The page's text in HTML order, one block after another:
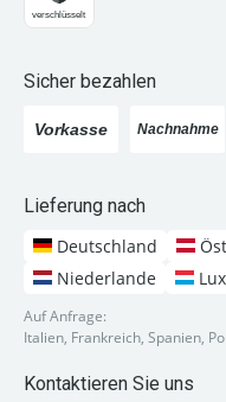
Sicher bezahlen
Lieferung nach
Deutschland
Niederlande
Auf Anfrage:
Italien, Frankreich, Spanien,
Kontaktieren Sie uns